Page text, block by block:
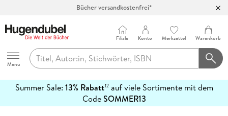
Bücher versandkostenfrei*
Abholung in über 100 Filialen
Hugendubel
Menu
Filiale Konto Merkzettel Warenkorb
Summer Sale: 13% Rabatt12auf viele Sortimente mit dem
CodeSOMMER13
erfahren